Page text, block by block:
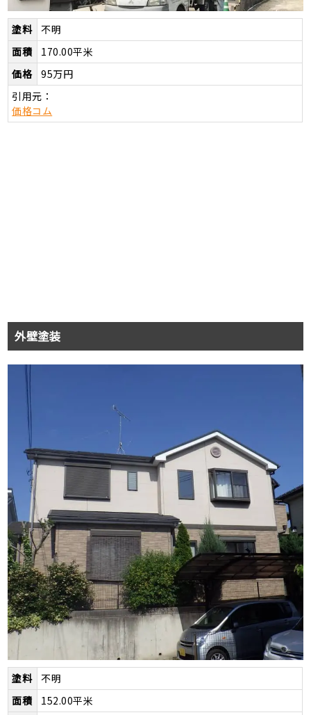
塗料
不明
面積
170.00平米
価格
95万円
引用元：
価格コム
外壁塗装
塗料
不明
面積
152.00平米